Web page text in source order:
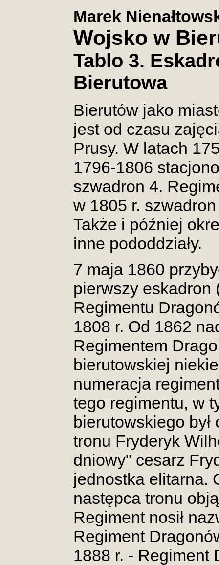
Marek
Wojsko w
Tablo 3.
Bierutowa
Bierutów jako
jest od czasu
Prusy. W latach
1796-1806
szwadron 4.
w 1805 r.
Także i później
inne pododdziały.
7 maja 1860
pierwszy eskadron
Regimentu
1808 r. Od 1862
Regimentem
bierutowskiej
numeracja
tego regimentu, w
bierutowskiego
tronu Fryderyk
dniowy" cesarz
jednostka elitarna.
następca tronu
Regiment nosił
Regiment
1888 r. - Regiment